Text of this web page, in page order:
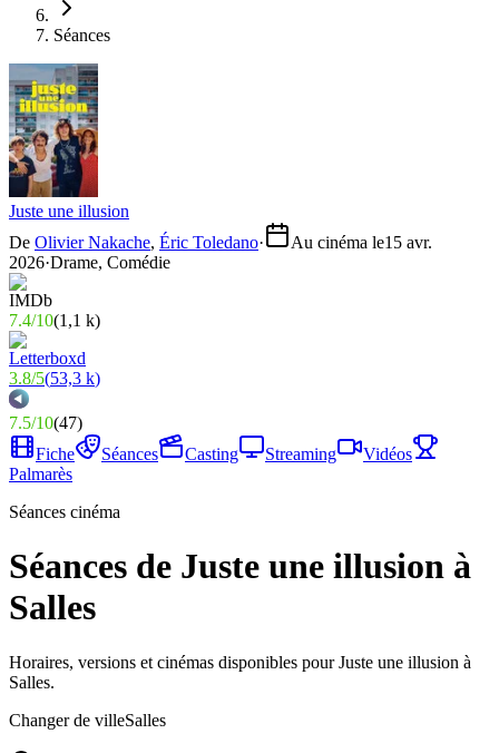
Séances
Juste une illusion
De Olivier Nakache, Éric Toledano· Au cinéma le15 avr.
2026·Drame, Comédie
7.4/10(1,1 k)
3.8/5(53,3 k)
7.5/10(47)
Fiche
Séances Casting Streaming
Vidéos
Palmarès
Séances cinéma
Séances de Juste une illusion à
Salles
Horaires, versions et cinémas disponibles pour Juste une illusion à
Salles.
Changer de villeSalles